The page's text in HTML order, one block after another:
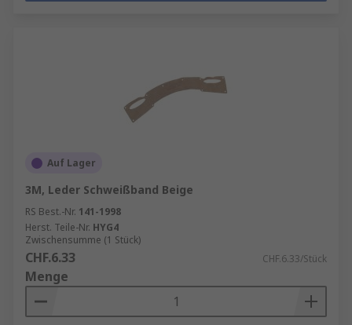
Auf Lager
3M, Leder Schweißband Beige
RS Best.-Nr. 141-1998
Herst. Teile-Nr. HYG4
Zwischensumme (1 Stück)
CHF.6.33 CHF.6.33/Stück
Menge